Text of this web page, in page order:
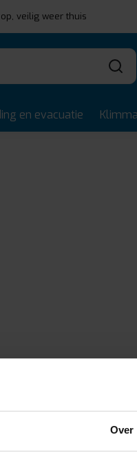
Over
veilig weer thuis
en evacuatie